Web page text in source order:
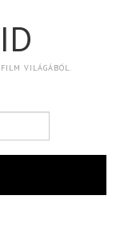
VILÁGÁBÓL.